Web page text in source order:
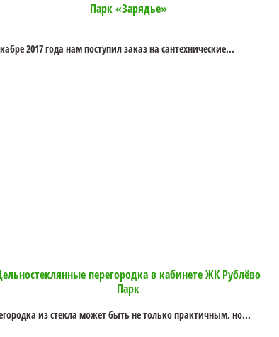
Парк «Зарядье»
2017 года нам поступил заказ на сантехнические...
перегородка в кабинете ЖК Рублёво
Парк
из стекла может быть не только практичным, но...